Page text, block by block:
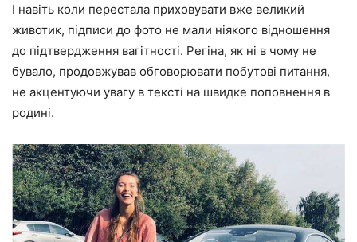
І навіть коли перестала приховувати вже великий
животик, підписи до фото не мали ніякого відношення
до підтвердження вагітності. Регіна, як ні в чому не
бувало, продовжував обговорювати побутові питання,
не акцентуючи увагу в тексті на швидке поповнення в
родині.